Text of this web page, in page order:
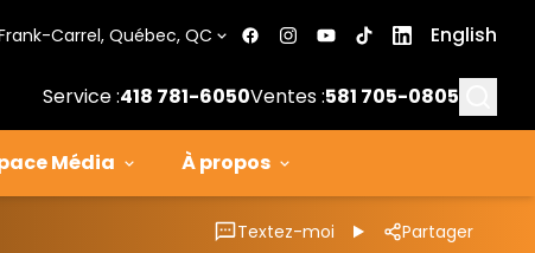
Carrel, Québec, QC English
Service :418 781-6050Ventes :581 705-0805
Média À propos
Textez-moi Partager